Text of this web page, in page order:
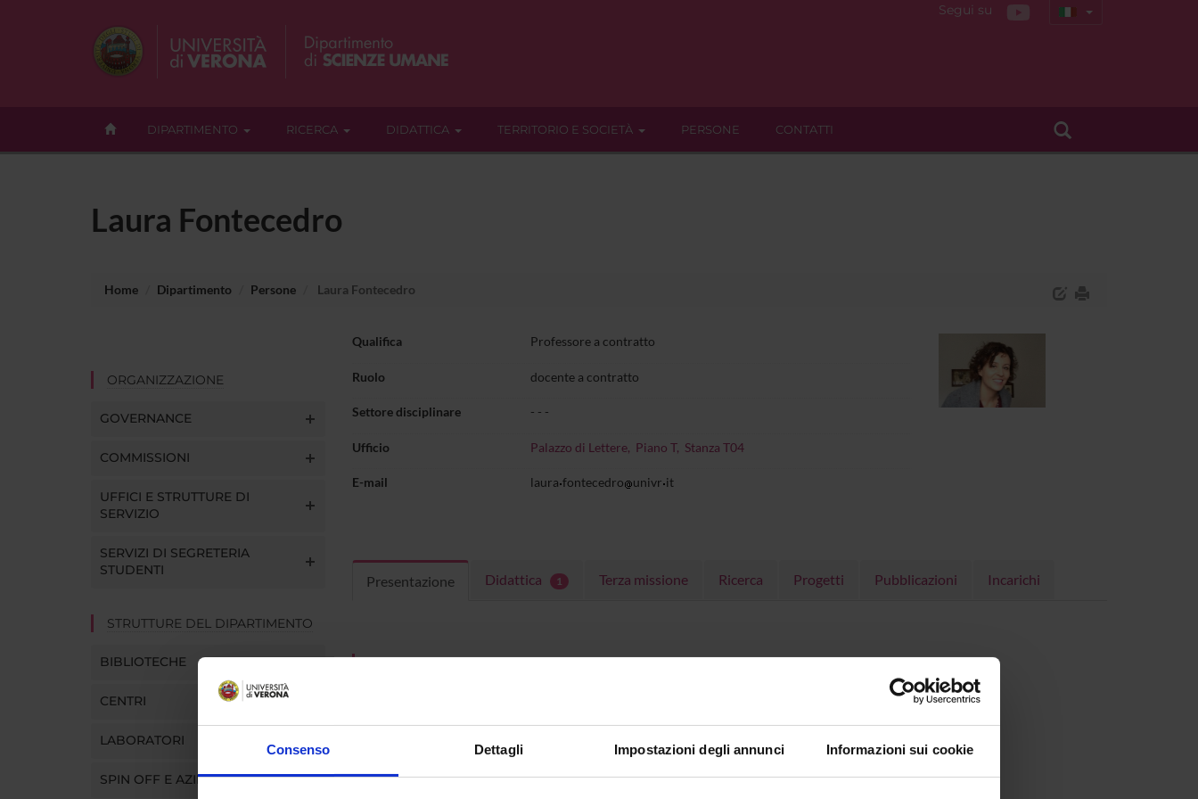
Consenso Dettagli Impostazioni degli annunci Informazioni sui cookie
Segui su
DIPARTIMENTO RICERCA DIDATTICA TERRITORIO E SOCIETÀ PERSONE CONTATTI
Laura Fontecedro
Home Dipartimento Persone Laura Fontecedro
ORGANIZZAZIONE
GOVERNANCE
COMMISSIONI
UFFICI E STRUTTURE DI
SERVIZIO
SERVIZI DI SEGRETERIA
STUDENTI
STRUTTURE DEL DIPARTIMENTO
BIBLIOTECHE
CENTRI
LABORATORI
SPIN OFF E AZIENDE
Qualifica Professore a contratto
Ruolo docente a contratto
Settore disciplinare - - -
Ufficio Palazzo di Lettere, Piano T, Stanza T04
E-mail laura fontecedro univr it
Presentazione Didattica 1 Terza missione Ricerca Progetti Pubblicazioni Incarichi
Aula T.04, dipartimento di Scienze Umane, palazzo Lettere
Previo appuntamento da concordare direttamente con la docente per e-mail.
Curriculum cv_ita (pdf, it, 540 KB, 05/08/25)